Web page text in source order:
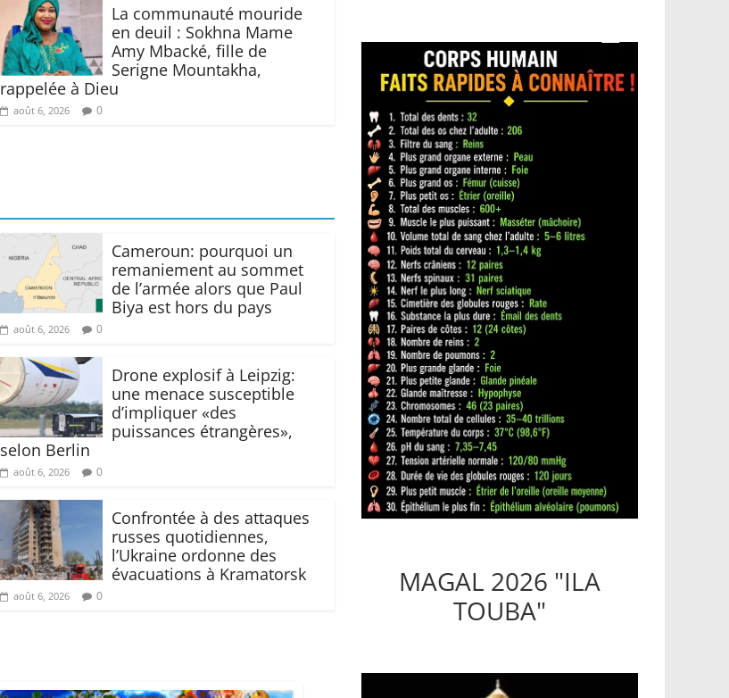
La communauté mouride
en deuil : Sokhna Mame
Amy Mbacké, fille de
Serigne Mountakha,
rappelée à Dieu
août 6, 2026 0
Cameroun: pourquoi un
remaniement au sommet
de l’armée alors que Paul
Biya est hors du pays
août 6, 2026 0
Drone explosif à Leipzig:
une menace susceptible
d’impliquer «des
puissances étrangères»,
selon Berlin
août 6, 2026 0
Confrontée à des attaques
russes quotidiennes,
l’Ukraine ordonne des
évacuations à Kramatorsk
août 6, 2026 0
MAGAL 2026 "ILA
TOUBA"